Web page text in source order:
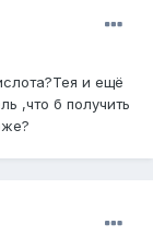
и ещё
,что б получить